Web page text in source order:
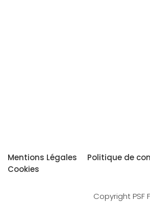
Mentions Légales
Politique de
Cookies
Copyright PSF